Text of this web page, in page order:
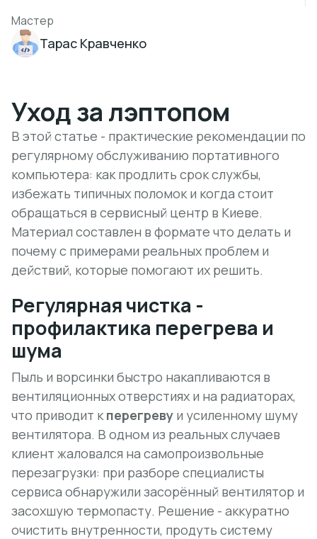
Мастер
Тарас Кравченко
Уход за лэптопом
В этой статье - практические рекомендации по
регулярному обслуживанию портативного
компьютера: как продлить срок службы,
избежать типичных поломок и когда стоит
обращаться в сервисный центр в Киеве.
Материал составлен в формате что делать и
почему с примерами реальных проблем и
действий, которые помогают их решить.
Регулярная чистка -
профилактика перегрева и
шума
Пыль и ворсинки быстро накапливаются в
вентиляционных отверстиях и на радиаторах,
что приводит кперегреву и усиленному шуму
вентилятора. В одном из реальных случаев
клиент жаловался на самопроизвольные
перезагрузки: при разборе специалисты
сервиса обнаружили засорённый вентилятор и
засохшую термопасту. Решение - аккуратно
очистить внутренности, продуть систему